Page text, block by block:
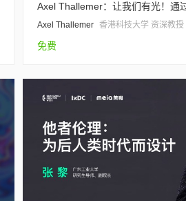
Axel Thallemer 香港科技大学 资深教授
免费